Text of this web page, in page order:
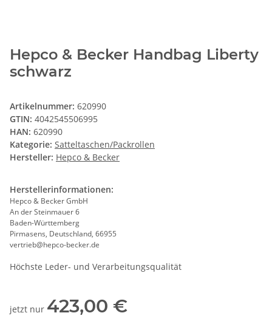
Hepco & Becker Handbag Liberty
schwarz
Artikelnummer: 620990
GTIN: 4042545506995
HAN: 620990
Kategorie: Satteltaschen/Packrollen
Hersteller: Hepco & Becker
Herstellerinformationen:
Hepco & Becker GmbH
An der Steinmauer 6
Baden-Württemberg
Pirmasens, Deutschland, 66955
vertrieb@hepco-becker.de
Höchste Leder- und Verarbeitungsqualität
jetzt nur 423,00 €